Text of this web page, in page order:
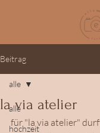
Beitrag
alle
hochzeit
alle
la via atelier
für "la via atelier"